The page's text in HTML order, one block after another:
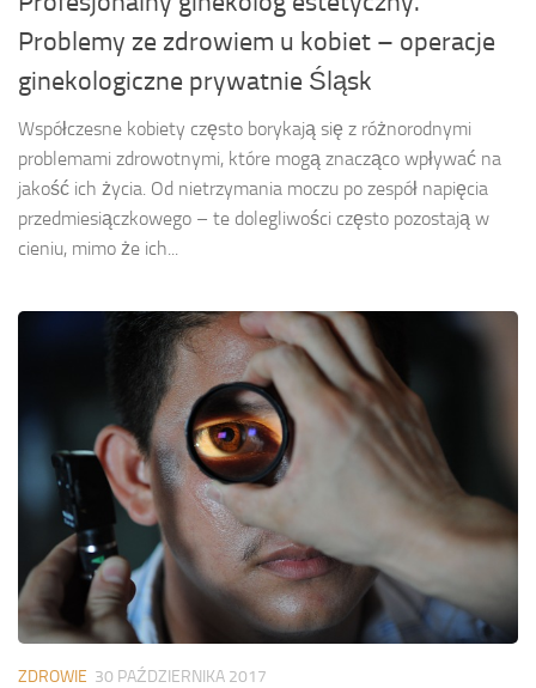
Problemy ze zdrowiem u kobiet – operacje
ginekologiczne prywatnie Śląsk
Współczesne kobiety często borykają się z różnorodnymi
problemami zdrowotnymi, które mogą znacząco wpływać na
jakość ich życia. Od nietrzymania moczu po zespół napięcia
przedmiesiączkowego – te dolegliwości często pozostają w
cieniu, mimo że ich...
ZDROWIE 30 PAŹDZIERNIKA 2017